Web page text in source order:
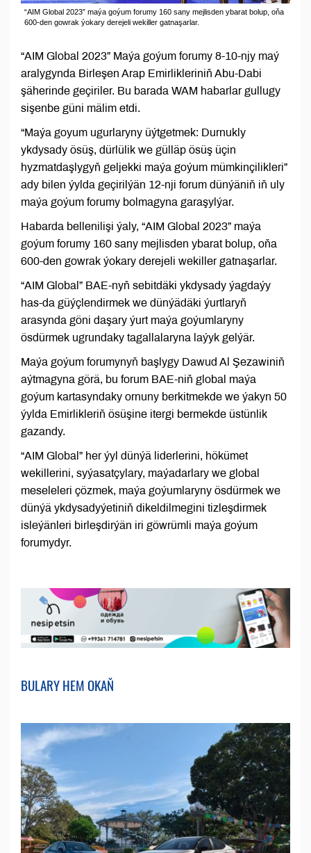
“AIM Global 2023” maýa goýum forumy 160 sany mejlisden ybarat bolup, oňa
600-den gowrak ýokary derejeli wekiller gatnaşarlar.
“AIM Global 2023” Maýa goýum forumy 8-10-njy maý
aralygynda Birleşen Arap Emirlikleriniň Abu-Dabi
şäherinde geçiriler. Bu barada WAM habarlar gullugy
sişenbe güni mälim etdi.
“Maýa goyum ugurlaryny üýtgetmek: Durnukly
ykdysady ösüş, dürlülik we gülläp ösüş üçin
hyzmatdaşlygyň geljekki maýa goýum mümkinçilikleri”
ady bilen ýylda geçirilýän 12-nji forum dünýäniň iň uly
maýa goýum forumy bolmagyna garaşylýar.
Habarda bellenilişi ýaly, “AIM Global 2023” maýa
goýum forumy 160 sany mejlisden ybarat bolup, oňa
600-den gowrak ýokary derejeli wekiller gatnaşarlar.
“AIM Global” BAE-nyň sebitdäki ykdysady ýagdaýy
has-da güýçlendirmek we dünýädäki ýurtlaryň
arasynda göni daşary ýurt maýa goýumlaryny
ösdürmek ugrundaky tagallalaryna laýyk gelýär.
Maýa goýum forumynyň başlygy Dawud Al Şezawiniň
aýtmagyna görä, bu forum BAE-niň global maýa
goýum kartasyndaky ornuny berkitmekde we ýakyn 50
ýylda Emirlikleriň ösüşine itergi bermekde üstünlik
gazandy.
“AIM Global” her ýyl dünýä liderlerini, hökümet
wekillerini, syýasatçylary, maýadarlary we global
meseleleri çözmek, maýa goýumlaryny ösdürmek we
dünýä ykdysadyýetiniň dikeldilmegini tizleşdirmek
isleýänleri birleşdirýän iri göwrümli maýa goýum
forumydyr.
BULARY HEM OKAŇ